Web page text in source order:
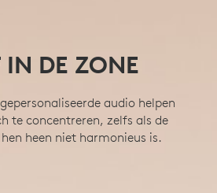
IN DE ZONE
audio helpen
te concentreren, zelfs als de
heen niet harmonieus is.